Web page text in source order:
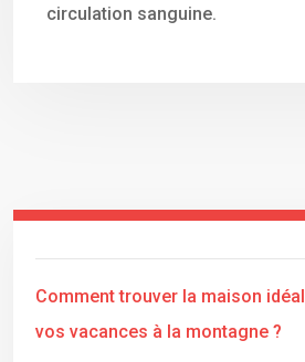
circulation sanguine.
Comment trouver la maison
vos vacances à la montagne ?